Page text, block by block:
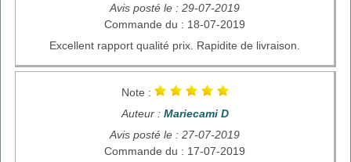
Avis posté le : 29-07-2019
Commande du : 18-07-2019
Excellent rapport qualité prix. Rapidite de livraison.
Note :
Auteur : Mariecami D
Avis posté le : 27-07-2019
Commande du : 17-07-2019